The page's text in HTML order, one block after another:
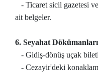
- Ticaret sicil gazetesi
ait belgeler.
6. Seyahat
- Gidiş-dönüş uçak
- Cezayir'deki